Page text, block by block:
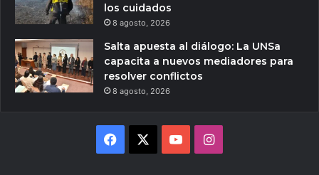
los cuidados
8 agosto, 2026
Salta apuesta al diálogo: La UNSa
capacita a nuevos mediadores para
resolver conflictos
8 agosto, 2026
Facebook YouTubeInstagram